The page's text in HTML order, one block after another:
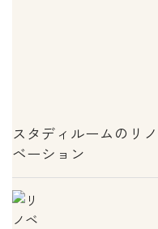
スタディルームのリノ
ベーション